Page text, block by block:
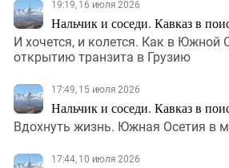
19:19, 16 июля 2026
Нальчик и соседи. Кавказ в
И хочется, и колется. Как в Южной
открытию транзита в Грузию
17:49, 15 июля 2026
Нальчик и соседи. Кавказ в
Вдохнуть жизнь. Южная Осетия в
17:44, 10 июля 2026